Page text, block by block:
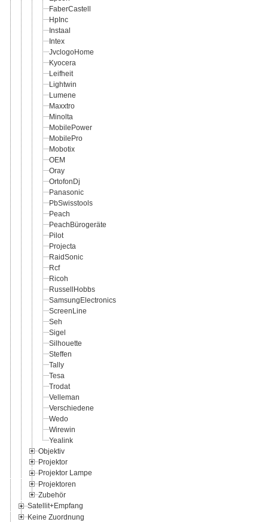
FaberCastell
HpInc
Instaal
Intex
JvclogoHome
Kyocera
Leifheit
Lightwin
Lumene
Maxxtro
Minolta
MobilePower
MobilePro
Mobotix
OEM
Oray
OrtofonDj
Panasonic
PbSwisstools
Peach
PeachBürogeräte
Pilot
Projecta
RaidSonic
Rcf
Ricoh
RussellHobbs
SamsungElectronics
ScreenLine
Seh
Sigel
Silhouette
Steffen
Tally
Tesa
Trodat
Velleman
Verschiedene
Wedo
Wirewin
Yealink
Objektiv
Projektor
Projektor Lampe
Projektoren
Zubehör
Satellit+Empfang
Keine Zuordnung